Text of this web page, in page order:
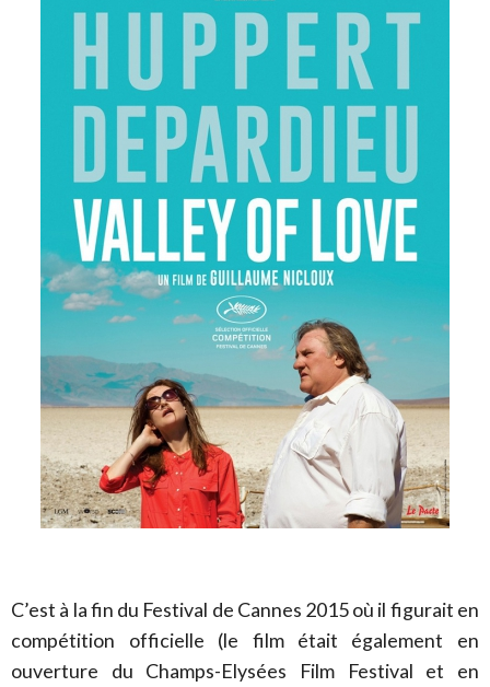
C’est à la fin du Festival de Cannes 2015 où il figurait en
compétition officielle (le film était également en
ouverture du Champs-Elysées Film Festival et en